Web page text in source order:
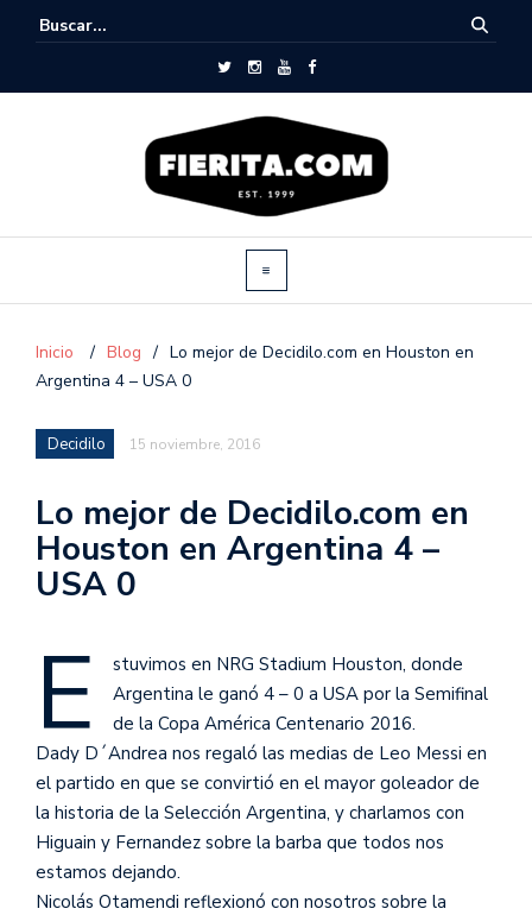
Inicio / Blog / Lo mejor de Decidilo.com en Houston en
Argentina 4 – USA 0
Decidilo 15 noviembre, 2016
Lo mejor de Decidilo.com en
Houston en Argentina 4 –
USA 0
E
stuvimos en NRG Stadium Houston, donde
Argentina le ganó 4 – 0 a USA por la Semifinal
de la Copa América Centenario 2016.
Dady D´Andrea nos regaló las medias de Leo Messi en
el partido en que se convirtió en el mayor goleador de
la historia de la Selección Argentina, y charlamos con
Higuain y Fernandez sobre la barba que todos nos
estamos dejando.
Nicolás Otamendi reflexionó con nosotros sobre la